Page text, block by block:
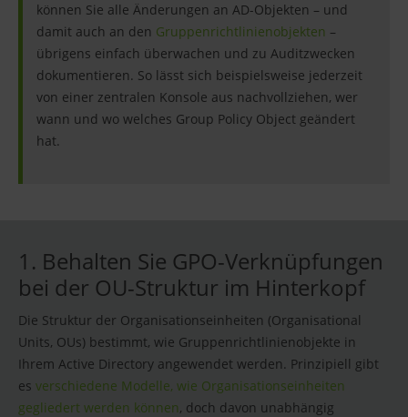
können Sie alle Änderungen an AD-Objekten – und
damit auch an den Gruppenrichtlinienobjekten –
übrigens einfach überwachen und zu Auditzwecken
dokumentieren. So lässt sich beispielsweise jederzeit
von einer zentralen Konsole aus nachvollziehen, wer
wann und wo welches Group Policy Object geändert
hat.
1. Behalten Sie GPO-Verknüpfungen
bei der OU-Struktur im Hinterkopf
Die Struktur der Organisationseinheiten (Organisational
Units, OUs) bestimmt, wie Gruppenrichtlinienobjekte in
Ihrem Active Directory angewendet werden. Prinzipiell gibt
es verschiedene Modelle, wie Organisationseinheiten
gegliedert werden können, doch davon unabhängig